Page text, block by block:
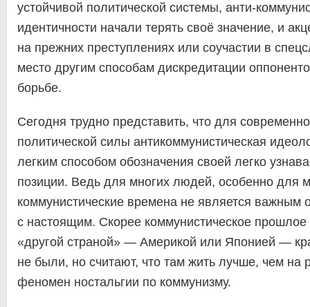
устойчивой политической системы, анти-
идентичности начали терять своё значение, и
на прежних преступлениях или соучастии в
место другим способам дискредитации
борьбе.
Сегодня трудно представить, что для
политической силы антикоммунистическая
легким способом обозначения своей легко
позиции. Ведь для многих людей, особенно для
коммунистические времена не является важным
с настоящим. Скорее коммунистическое прошлое
«другой страной» — Америкой или Японией —
не были, но считают, что там жить лучше, чем на
феномен ностальгии по коммунизму.